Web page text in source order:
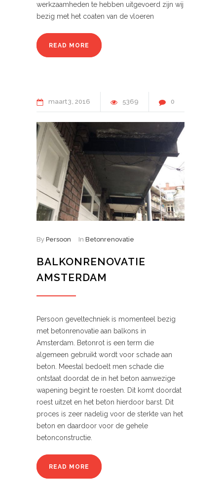
werkzaamheden te hebben uitgevoerd zijn wij
bezig met het coaten van de vloeren
READ MORE
maart3 2016 5369 0
By Persoon In Betonrenovatie
BALKONRENOVATIE
AMSTERDAM
Persoon geveltechniek is momenteel bezig
met betonrenovatie aan balkons in
Amsterdam. Betonrot is een term die
algemeen gebruikt wordt voor schade aan
beton. Meestal bedoelt men schade die
ontstaat doordat de in het beton aanwezige
wapening begint te roesten. Dit komt doordat
roest uitzet en het beton hierdoor barst. Dit
proces is zeer nadelig voor de sterkte van het
beton en daardoor voor de gehele
betonconstructie.
READ MORE